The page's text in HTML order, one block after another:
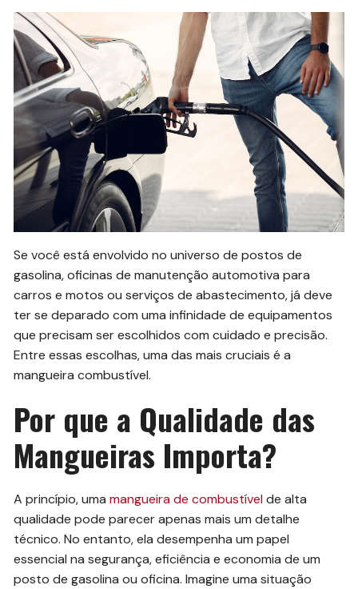
Se você está envolvido no universo de postos de
gasolina, oficinas de manutenção automotiva para
carros e motos ou serviços de abastecimento, já deve
ter se deparado com uma infinidade de equipamentos
que precisam ser escolhidos com cuidado e precisão.
Entre essas escolhas, uma das mais cruciais é a
mangueira combustível.
Por que a Qualidade das
Mangueiras Importa?
A princípio, umamangueira de combustível de alta
qualidade pode parecer apenas mais um detalhe
técnico. No entanto, ela desempenha um papel
essencial na segurança, eficiência e economia de um
posto de gasolina ou oficina. Imagine uma situação